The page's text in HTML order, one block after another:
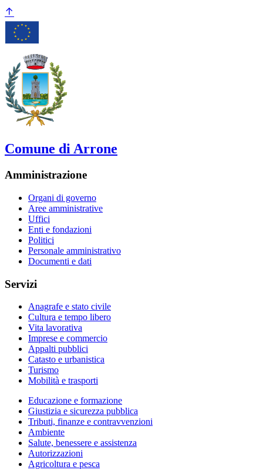
Comune di Arrone
Amministrazione
Organi di governo
Aree amministrative
Uffici
Enti e fondazioni
Politici
Personale amministrativo
Documenti e dati
Servizi
Anagrafe e stato civile
Cultura e tempo libero
Vita lavorativa
Imprese e commercio
Appalti pubblici
Catasto e urbanistica
Turismo
Mobilità e trasporti
Educazione e formazione
Giustizia e sicurezza pubblica
Tributi, finanze e contravvenzioni
Ambiente
Salute, benessere e assistenza
Autorizzazioni
Agricoltura e pesca